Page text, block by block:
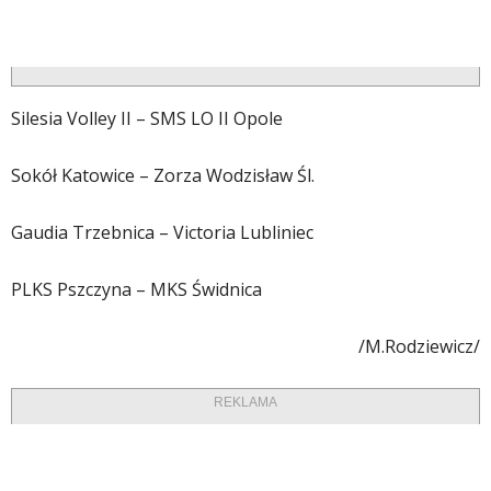
Silesia Volley II – SMS LO II Opole
Sokół Katowice – Zorza Wodzisław Śl.
Gaudia Trzebnica – Victoria Lubliniec
PLKS Pszczyna – MKS Świdnica
/M.Rodziewicz/
REKLAMA